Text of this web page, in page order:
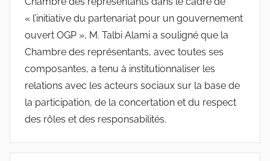
« l’initiative du partenariat pour un gouvernement
ouvert OGP », M. Talbi Alami a souligné que la
Chambre des représentants, avec toutes ses
composantes, a tenu à institutionnaliser les
relations avec les acteurs sociaux sur la base de
la participation, de la concertation et du respect
des rôles et des responsabilités.